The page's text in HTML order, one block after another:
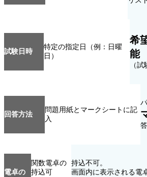
試験日時
特定の指定日（例：日曜
日）
希
能
（試
回答方法
問題用紙とマークシートに記
入
答
電卓の
関数電卓の
持込可
持込不可。
画面内に表示される電